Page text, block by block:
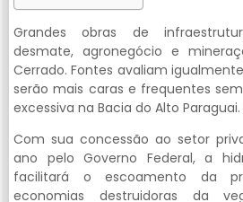
Grandes obras de
desmate, agronegócio e
Cerrado. Fontes avaliam
serão mais caras e frequentes
excessiva na Bacia do Alto Paraguai.
Com sua concessão ao setor
ano pelo Governo Federal, a
facilitará o escoamento da
economias destruidoras da